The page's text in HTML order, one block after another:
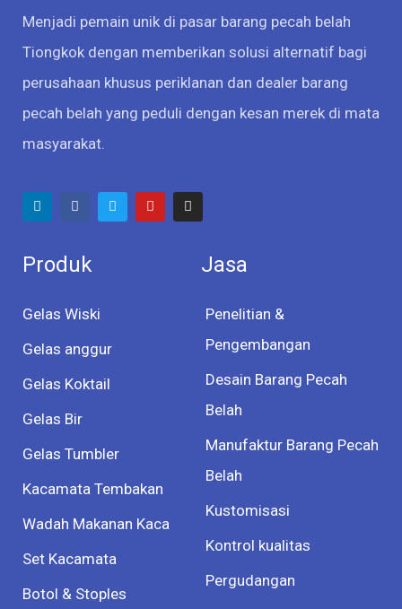
Menjadi pemain unik di pasar barang pecah belah
Tiongkok dengan memberikan solusi alternatif bagi
perusahaan khusus periklanan dan dealer barang
pecah belah yang peduli dengan kesan merek di mata
masyarakat.
Produk
Gelas Wiski
Gelas anggur
Gelas Koktail
Gelas Bir
Gelas Tumbler
Kacamata Tembakan
Wadah Makanan Kaca
Set Kacamata
Botol & Stoples
Jasa
Penelitian &
Pengembangan
Desain Barang Pecah
Belah
Manufaktur Barang Pecah
Belah
Kustomisasi
Kontrol kualitas
Pergudangan